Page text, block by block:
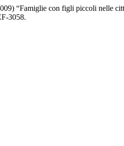
“Famiglie con figli piccoli nelle
3058.